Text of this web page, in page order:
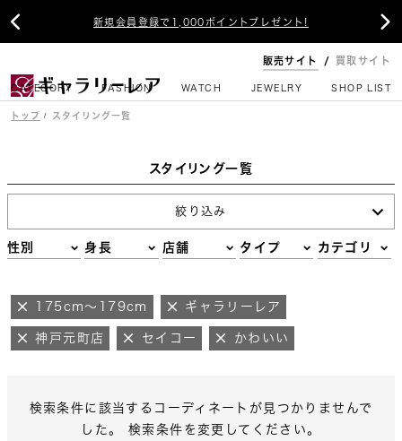
新規会員登録で1,000ポイントプレゼント!
 
販売サイト 買取サイト
CATEGORY FASHION WATCH JEWELRY SHOP LIST
トップ スタイリング一覧
スタイリング一覧
絞り込み
性別 身長 店舗 タイプ カテゴリ
175cm～179cm ギャラリーレア
神戸元町店 セイコー かわいい
検索条件に該当するコーディネートが見つかりませんで
した。 検索条件を変更してください。